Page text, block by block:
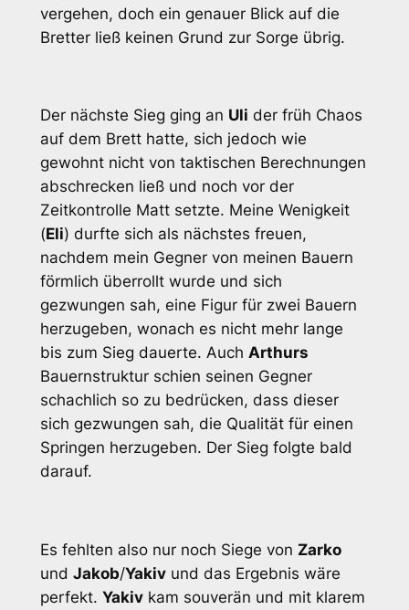
vergehen, doch ein genauer Blick auf die
Bretter ließ keinen Grund zur Sorge übrig.
Der nächste Sieg ging an Uli der früh Chaos
auf dem Brett hatte, sich jedoch wie
gewohnt nicht von taktischen Berechnungen
abschrecken ließ und noch vor der
Zeitkontrolle Matt setzte. Meine Wenigkeit
(Eli) durfte sich als nächstes freuen,
nachdem mein Gegner von meinen Bauern
förmlich überrollt wurde und sich
gezwungen sah, eine Figur für zwei Bauern
herzugeben, wonach es nicht mehr lange
bis zum Sieg dauerte. Auch Arthurs
Bauernstruktur schien seinen Gegner
schachlich so zu bedrücken, dass dieser
sich gezwungen sah, die Qualität für einen
Springen herzugeben. Der Sieg folgte bald
darauf.
Es fehlten also nur noch Siege von Zarko
und Jakob/Yakivund das Ergebnis wäre
perfekt. Yakivkam souverän und mit klarem